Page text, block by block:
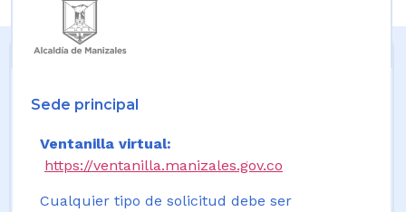
Sede principal
Ventanilla virtual:
https://ventanilla.manizales.gov.co
Cualquier tipo de solicitud debe ser